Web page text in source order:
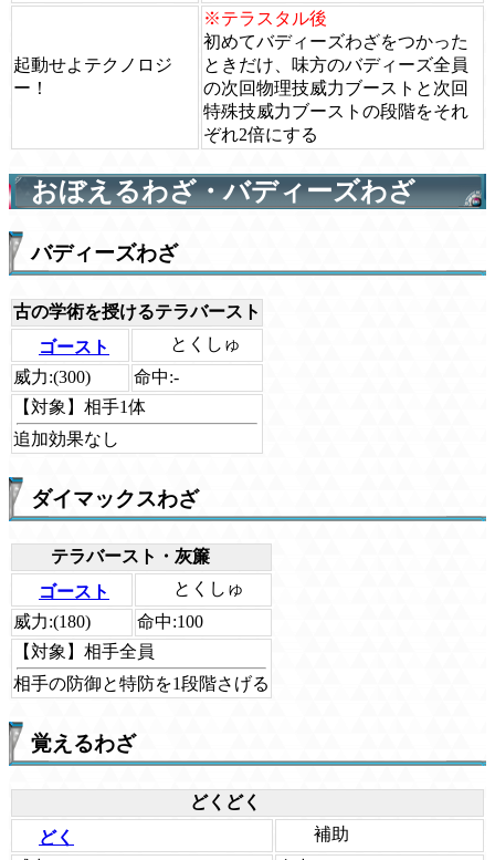
起動せよテクノロジ
ー！
※テラスタル後
初めてバディーズわざをつかった
ときだけ、味方のバディーズ全員
の次回物理技威力ブーストと次回
特殊技威力ブーストの段階をそれ
ぞれ2倍にする
おぼえるわざ・バディーズわざ
バディーズわざ
古の学術を授けるテラバースト
ゴースト
とくしゅ
威力:(300) 命中:-
【対象】 相手1体
追加効果なし
ダイマックスわざ
テラバースト・灰簾
ゴースト
とくしゅ
威力:(180) 命中:100
【対象】 相手全員
相手の防御と特防を1段階さげる
覚えるわざ
どくどく
どく
補助